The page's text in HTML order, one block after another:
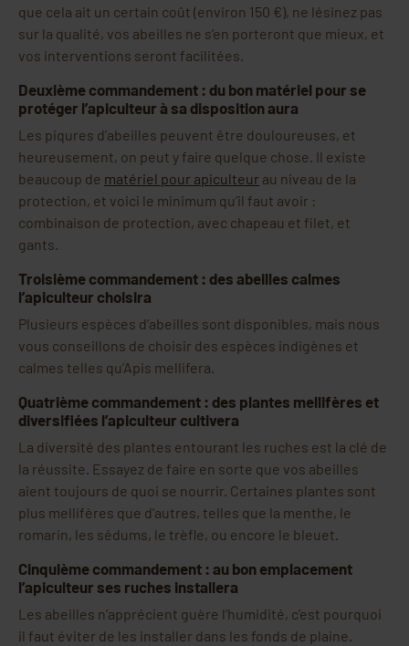
que cela ait un certain coût (environ 150 €), ne lésinez pas
sur la qualité, vos abeilles ne s’en porteront que mieux, et
vos interventions seront facilitées.
Deuxième commandement : du bon matériel pour se
protéger l’apiculteur à sa disposition aura
Les piqures d’abeilles peuvent être douloureuses, et
heureusement, on peut y faire quelque chose. Il existe
beaucoup de matériel pour apiculteur au niveau de la
protection, et voici le minimum qu’il faut avoir :
combinaison de protection, avec chapeau et filet, et
gants.
Troisième commandement : des abeilles calmes
l’apiculteur choisira
Plusieurs espèces d’abeilles sont disponibles, mais nous
vous conseillons de choisir des espèces indigènes et
calmes telles qu’Apis mellifera.
Quatrième commandement : des plantes mellifères et
diversifiées l’apiculteur cultivera
La diversité des plantes entourant les ruches est la clé de
la réussite. Essayez de faire en sorte que vos abeilles
aient toujours de quoi se nourrir. Certaines plantes sont
plus mellifères que d’autres, telles que la menthe, le
romarin, les sédums, le trèfle, ou encore le bleuet.
Cinquième commandement : au bon emplacement
l’apiculteur ses ruches installera
Les abeilles n’apprécient guère l’humidité, c’est pourquoi
il faut éviter de les installer dans les fonds de plaine.